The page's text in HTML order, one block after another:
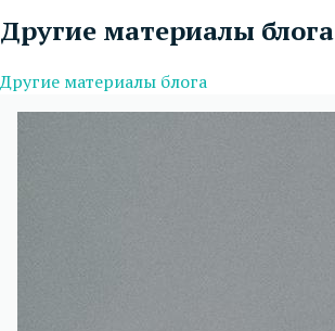
Другие материалы блога
Другие материалы блога